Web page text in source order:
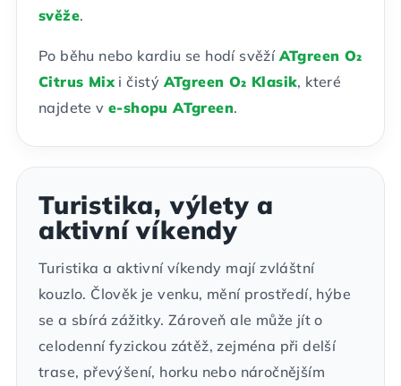
svěže.
Po běhu nebo kardiu se hodí svěžíATgreen O₂
Citrus Mixi čistýATgreen O₂ Klasik, které
najdete ve-shopu ATgreen.
Turistika, výlety a
aktivní víkendy
Turistika a aktivní víkendy mají zvláštní
kouzlo. Člověk je venku, mění prostředí, hýbe
se a sbírá zážitky. Zároveň ale může jít o
celodenní fyzickou zátěž, zejména při delší
trase, převýšení, horku nebo náročnějším